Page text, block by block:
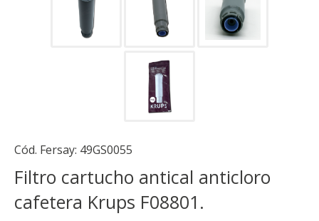
Cód. Fersay: 49GS0055
Filtro cartucho antical anticloro
cafetera Krups F08801.